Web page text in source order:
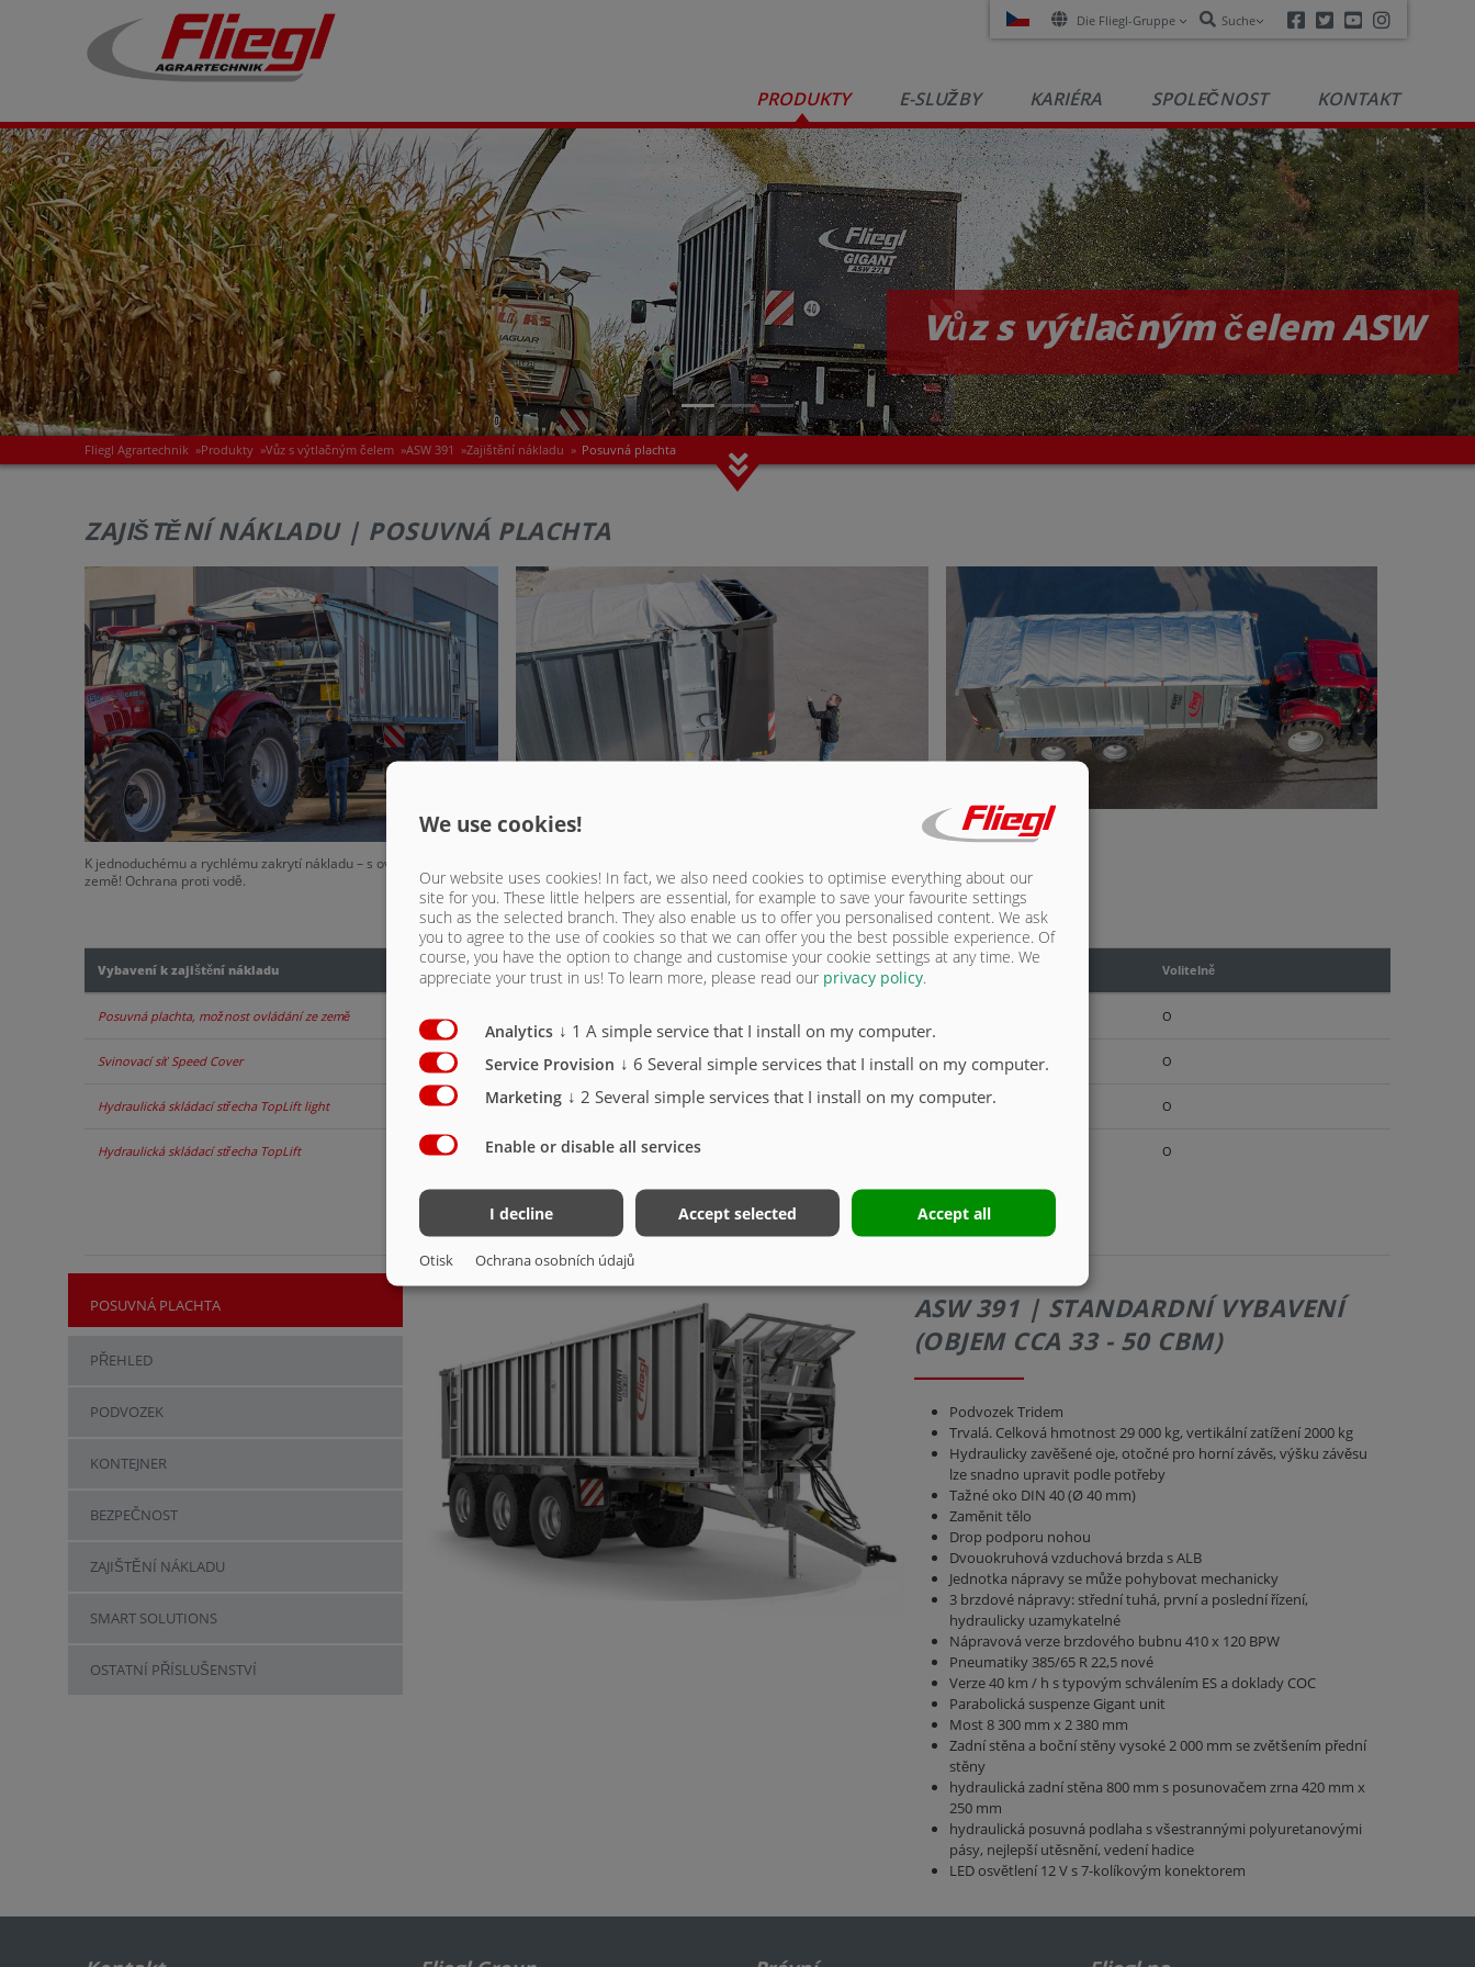
Die Fliegl-Gruppe Suche Facebook
TwitterYoutube
PRODUKTY E-SLUŽBY KARIÉRA SPOLEČNOST KONTAKT
Vůz s výtlačným čelem ASW
Fliegl Agrartechnik »Produkty »Vůz s výtlačným čelem »ASW 391 »Zajištění nákladu » Posuvná plachta
ZAJIŠTĚNÍ NÁKLADU | POSUVNÁ PLACHTA
K jednoduchému a rychlému zakrytí nákladu – s ovládáním ze
země! Ochrana proti vodě.
Vybavení k zajištění nákladu Sériově Volitelně
Posuvná plachta, možnost ovládání ze země O
Svinovací síť Speed Cover O
Hydraulická skládací střecha TopLift light O
Hydraulická skládací střecha TopLift O
POSUVNÁ PLACHTA
PŘEHLED
PODVOZEK
KONTEJNER
BEZPEČNOST
ZAJIŠTĚNÍ NÁKLADU
SMART SOLUTIONS
OSTATNÍ PŘÍSLUŠENSTVÍ
ASW 391 | STANDARDNÍ VYBAVENÍ
(OBJEM CCA 33 - 50 CBM)
Podvozek Tridem
Trvalá. Celková hmotnost 29 000 kg, vertikální zatížení 2000 kg
Hydraulicky zavěšené oje, otočné pro horní závěs, výšku závěsu
lze snadno upravit podle potřeby
Tažné oko DIN 40 (Ø 40 mm)
Zaměnit tělo
Drop podporu nohou
Dvouokruhová vzduchová brzda s ALB
Jednotka nápravy se může pohybovat mechanicky
3 brzdové nápravy: střední tuhá, první a poslední řízení,
hydraulicky uzamykatelné
Nápravová verze brzdového bubnu 410 x 120 BPW
Pneumatiky 385/65 R 22,5 nové
Verze 40 km / h s typovým schválením ES a doklady COC
Parabolická suspenze Gigant unit
Most 8 300 mm x 2 380 mm
Zadní stěna a boční stěny vysoké 2 000 mm se zvětšením přední
stěny
hydraulická zadní stěna 800 mm s posunovačem zrna 420 mm x
250 mm
hydraulická posuvná podlaha s všestrannými polyuretanovými
pásy, nejlepší utěsnění, vedení hadice
LED osvětlení 12 V s 7-kolíkovým konektorem
We use cookies!
Our website uses cookies! In fact, we also need cookies to optimise everything about our
site for you. These little helpers are essential, for example to save your favourite settings
such as the selected branch. They also enable us to offer you personalised content. We ask
you to agree to the use of cookies so that we can offer you the best possible experience. Of
course, you have the option to change and customise your cookie settings at any time. We
appreciate your trust in us! To learn more, please read our privacy policy.
Analytics ↓ 1 A simple service that I install on my computer.
Service Provision ↓ 6 Several simple services that I install on my computer.
Marketing ↓ 2 Several simple services that I install on my computer.
Enable or disable all services
I decline Accept selected Accept all
Otisk Ochrana osobních údajů